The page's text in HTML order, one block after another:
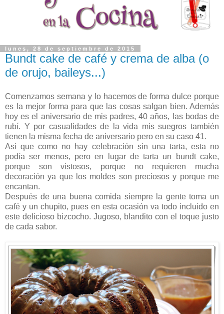
lunes, 28 de septiembre de 2015
Bundt cake de café y crema de alba (o
de orujo, baileys...)
Comenzamos semana y lo hacemos de forma dulce porque
es la mejor forma para que las cosas salgan bien. Además
hoy es el aniversario de mis padres, 40 años, las bodas de
rubí. Y por casualidades de la vida mis suegros también
tienen la misma fecha de aniversario pero en su caso 41.
Asi que como no hay celebración sin una tarta, esta no
podía ser menos, pero en lugar de tarta un bundt cake,
porque son vistosos, porque no requieren mucha
decoración ya que los moldes son preciosos y porque me
encantan.
Después de una buena comida siempre la gente toma un
café y un chupito, pues en esta ocasión va todo incluido en
este delicioso bizcocho. Jugoso, blandito con el toque justo
de cada sabor.